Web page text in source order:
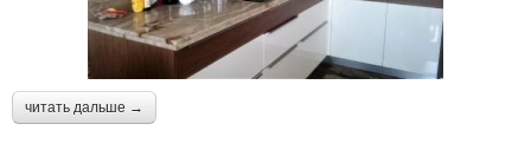
читать дальше →